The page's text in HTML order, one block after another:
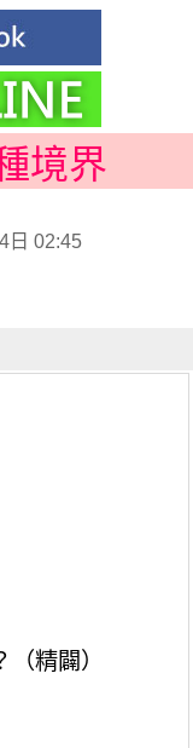
境界
日 02:45
精闢）